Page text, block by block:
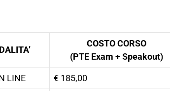
COSTO CORSO
(PTE Exam + Speakout)
LINE € 185,00